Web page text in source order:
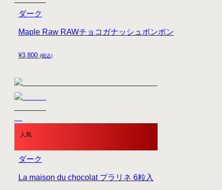
¥3,800 (税込)
Maple Raw RAWチョコガナッシュボンボン
ダーク
人気
La maison du chocolat プラリネ 6粒入
ダーク